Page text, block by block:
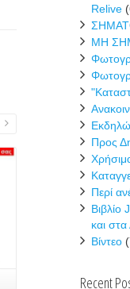
Καθαρισμός
Relive
ΜΗ
Προς
Περί
Βιβλίο
και στα
Βίντεο
Recent